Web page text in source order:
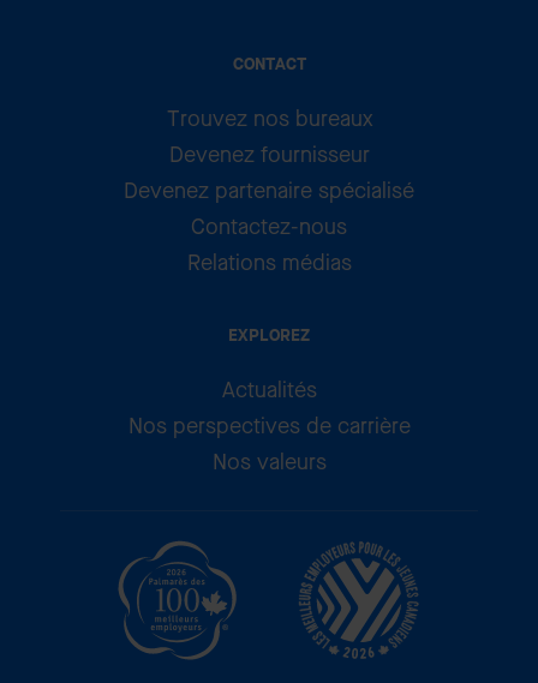
CONTACT
Trouvez nos bureaux
Devenez fournisseur
Devenez partenaire spécialisé
Contactez-nous
Relations médias
EXPLOREZ
Actualités
Nos perspectives de carrière
Nos valeurs